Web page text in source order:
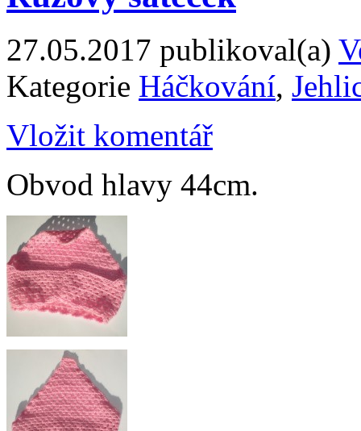
27.05.2017 publikoval(a)
Kategorie Háčkování,
Vložit komentář
Obvod hlavy 44cm.